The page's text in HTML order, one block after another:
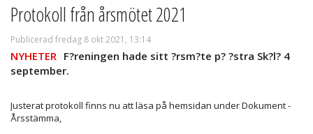
Protokoll från årsmötet 2021
Publicerad fredag 8 okt 2021, 13:14
NYHETER F?reningen hade sitt ?rsm?te p? ?stra Sk?l? 4
september.
Justerat protokoll finns nu att läsa på hemsidan under Dokument -
Årsstämma,